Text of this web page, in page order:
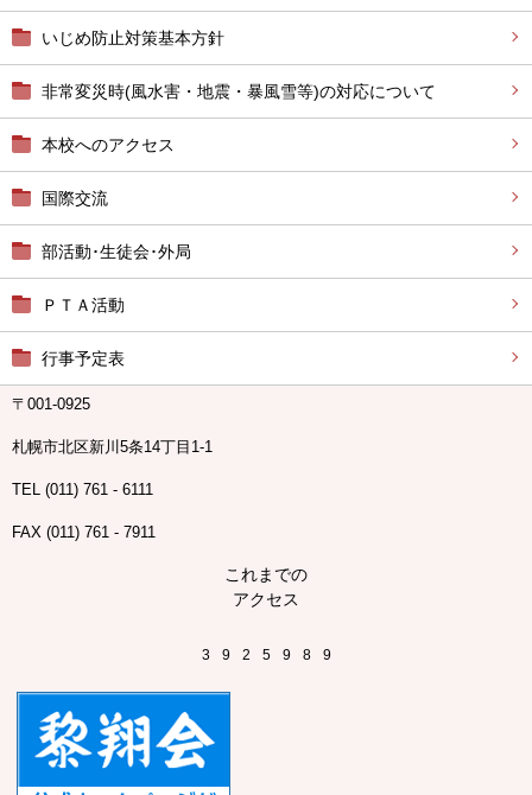
いじめ防止対策基本方針
非常変災時(風水害・地震・暴風雪等)の対応について
本校へのアクセス
国際交流
部活動･生徒会･外局
ＰＴＡ活動
行事予定表
〒001-0925
札幌市北区新川5条14丁目1-1
TEL (011) 761 - 6111
FAX (011) 761 - 7911
これまでの
アクセス
3 9 2 5 9 8 9